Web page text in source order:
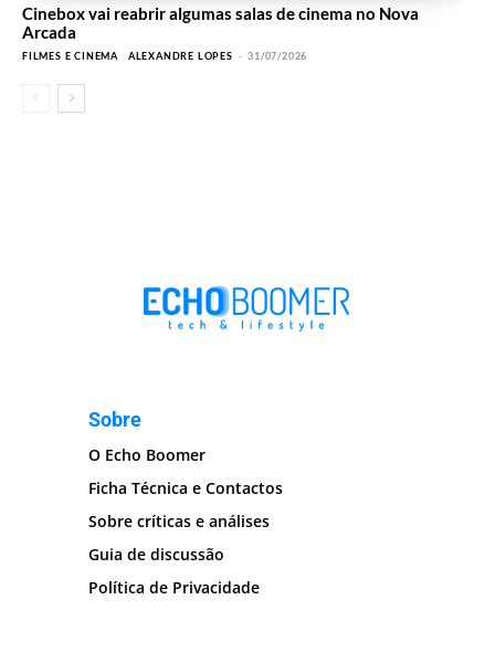
Cinebox vai reabrir algumas salas de cinema no Nova
Arcada
FILMES E CINEMA ALEXANDRE LOPES - 31/07/2026
Sobre
O Echo Boomer
Ficha Técnica e Contactos
Sobre críticas e análises
Guia de discussão
Política de Privacidade